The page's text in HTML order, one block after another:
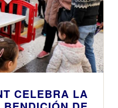
CELEBRA LA